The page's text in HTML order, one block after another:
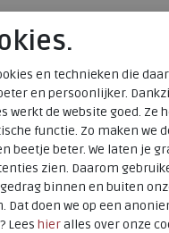
en technieken die
en persoonlijker.
werkt de website goed. Ze
functie. Zo maken we
beetje beter. We laten je
zien. Daarom
binnen en buiten
Dat doen we op een
Lees hieralles over onze